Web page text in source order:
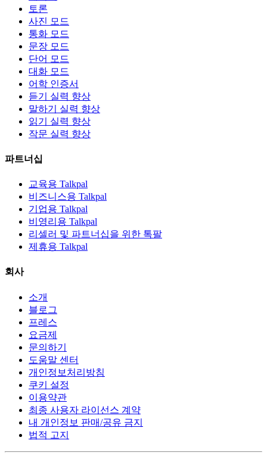
토론
사진 모드
통화 모드
문장 모드
단어 모드
대화 모드
어학 인증서
듣기 실력 향상
말하기 실력 향상
읽기 실력 향상
작문 실력 향상
파트너십
교육용 Talkpal
비즈니스용 Talkpal
기업용 Talkpal
비영리용 Talkpal
리셀러 및 파트너십을 위한 톡팔
제휴용 Talkpal
회사
소개
블로그
프레스
요금제
문의하기
도움말 센터
개인정보처리방침
쿠키 설정
이용약관
최종 사용자 라이선스 계약
내 개인정보 판매/공유 금지
법적 고지